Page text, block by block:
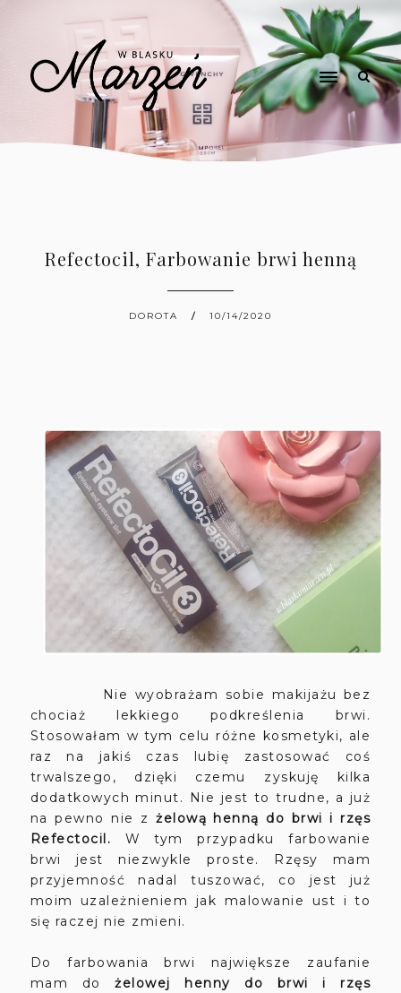
Refectocil, Farbowanie brwi henną
DOROTA 10/14/2020
Nie wyobrażam sobie makijażu bez
chociaż lekkiego podkreślenia brwi.
Stosowałam w tym celu różne kosmetyki, ale
raz na jakiś czas lubię zastosować coś
trwalszego, dzięki czemu zyskuję kilka
dodatkowych minut. Nie jest to trudne, a już
na pewno nie zżelową henną do brwi i rzęs
Refectocil. W tym przypadku farbowanie
brwi jest niezwykle proste. Rzęsy mam
przyjemność nadal tuszować, co jest już
moim uzależnieniem jak malowanie ust i to
się raczej nie zmieni.
Do farbowania brwi największe zaufanie
mam dożelowej henny do brwi i rzęs